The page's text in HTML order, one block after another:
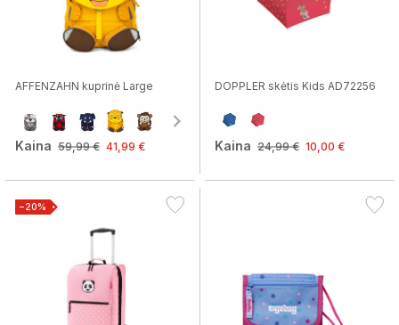
AFFENZAHN kuprinė Large
Kaina 59,99 € 41,99 €
DOPPLER skėtis Kids AD72256
Kaina 24,99 € 10,00 €
−20%